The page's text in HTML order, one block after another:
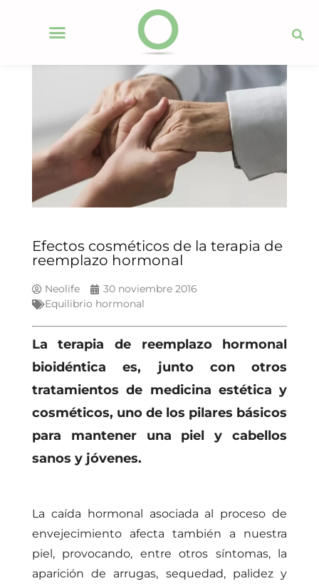
Efectos cosméticos de la terapia de
reemplazo hormonal
Neolife
30 noviembre 2016
Equilibrio hormonal
La terapia de reemplazo hormonal
bioidéntica es, junto con otros
tratamientos de medicina estética y
cosméticos, uno de los pilares básicos
para mantener una piel y cabellos
sanos y jóvenes.
La caída hormonal asociada al proceso de
envejecimiento afecta también a nuestra
piel, provocando, entre otros síntomas, la
aparición de arrugas, sequedad, palidez y